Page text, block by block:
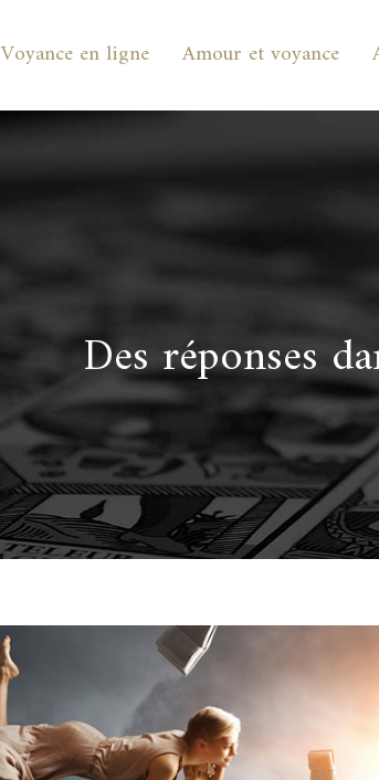
Voyance en ligne Amour et voyance
Des réponses